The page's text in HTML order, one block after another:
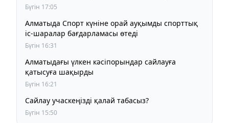
Бүгін 17:05
Алматыда Спорт күніне орай ауқымды спорттық
іс-шаралар бағдарламасы өтеді
Бүгін 16:31
Алматыдағы үлкен кәсіпорындар сайлауға
қатысуға шақырды
Бүгін 16:21
Сайлау учаскеңізді қалай табасыз?
Бүгін 15:50